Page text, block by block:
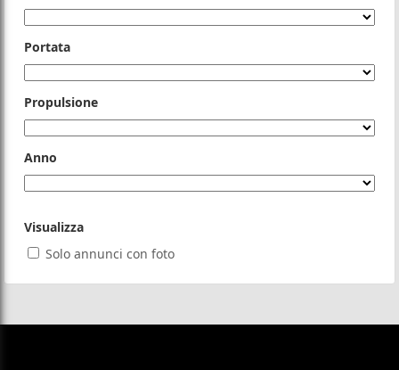
Portata
Propulsione
Anno
Visualizza
Solo annunci con foto